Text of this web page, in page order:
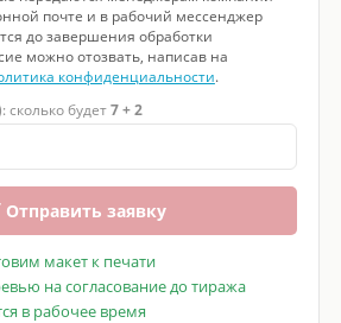
почте и в рабочий мессенджер
до завершения обработки
можно отозвать, написав на
конфиденциальности.
сколько будет7 + 2
Отправить заявку
макет к печати
на согласование до тиража
в рабочее время